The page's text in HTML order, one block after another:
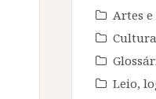
Artes
Leio,